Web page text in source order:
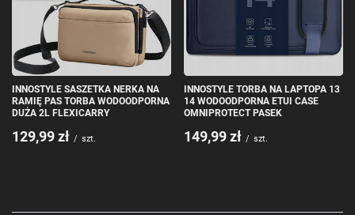
INNOSTYLE SASZETKA NERKA NA
RAMIĘ PAS TORBA WODOODPORNA
DUŻA 2L FLEXICARRY
129,99 zł / szt.
INNOSTYLE TORBA NA LAPTOPA 13
14 WODOODPORNA ETUI CASE
OMNIPROTECT PASEK
149,99 zł / szt.